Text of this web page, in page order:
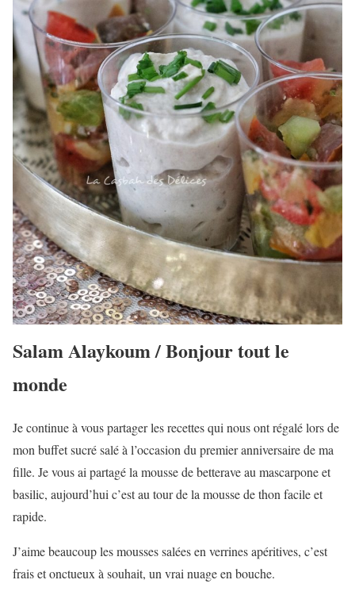
Salam Alaykoum / Bonjour tout le
monde
Je continue à vous partager les recettes qui nous ont régalé lors de
mon buffet sucré salé à l’occasion du premier anniversaire de ma
fille. Je vous ai partagé la mousse de betterave au mascarpone et
basilic, aujourd’hui c’est au tour de la mousse de thon facile et
rapide.
J’aime beaucoup les mousses salées en verrines apéritives, c’est
frais et onctueux à souhait, un vrai nuage en bouche.